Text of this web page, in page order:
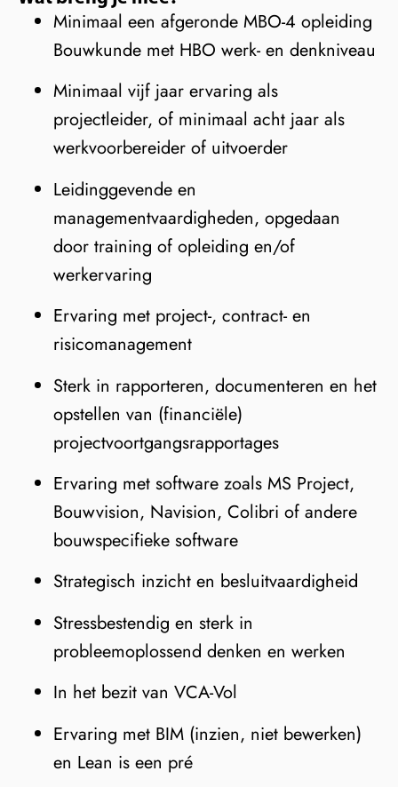
Minimaal een afgeronde MBO-4 opleiding
Bouwkunde met HBO werk- en denkniveau
Minimaal vijf jaar ervaring als
projectleider, of minimaal acht jaar als
werkvoorbereider of uitvoerder
Leidinggevende en
managementvaardigheden, opgedaan
door training of opleiding en/of
werkervaring
Ervaring met project-, contract- en
risicomanagement
Sterk in rapporteren, documenteren en het
opstellen van (financiële)
projectvoortgangsrapportages
Ervaring met software zoals MS Project,
Bouwvision, Navision, Colibri of andere
bouwspecifieke software
Strategisch inzicht en besluitvaardigheid
Stressbestendig en sterk in
probleemoplossend denken en werken
In het bezit van VCA-Vol
Ervaring met BIM (inzien, niet bewerken)
en Lean is een pré